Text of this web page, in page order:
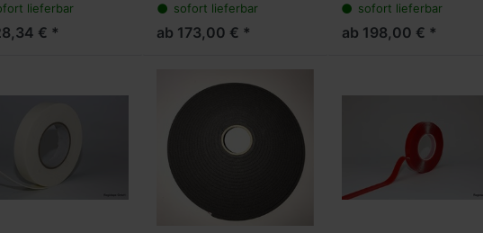
bei
ein
gefragt
lieferbar
€ *
Dicke, Spiegelklebeband
doppelseitiges Klebeband
mit Reinacrylat für sehr
schwierige Oberflächen.
sofort lieferbar
ab 173,00 € *
für Montageaufgaben, bei
denen ein
Toleranzausgleich gefragt
sofort lieferbar
ab 198,00 € *